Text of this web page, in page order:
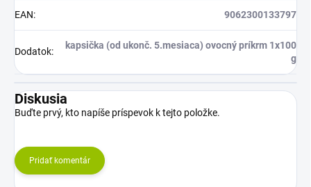
EAN: 9062300133797
Dodatok:
kapsička (od ukonč. 5.mesiaca) ovocný príkrm 1x100
g
Diskusia
Buďte prvý, kto napíše príspevok k tejto položke.
Pridať komentár